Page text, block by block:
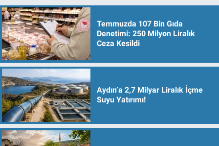
Temmuzda 107 Bin Gıda
Denetimi: 250 Milyon Liralık
Ceza Kesildi
Aydın’a 2,7 Milyar Liralık İçme
Suyu Yatırımı!